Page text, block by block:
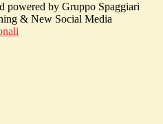
powered by Gruppo Spaggiari
& New Social Media